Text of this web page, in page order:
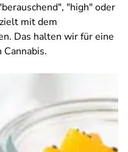
"high" oder
mit dem
Das halten wir für eine